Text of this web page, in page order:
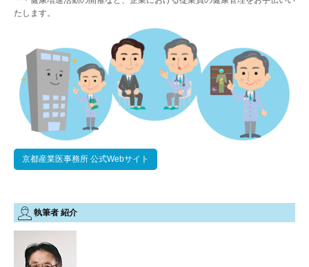
たします。
京都産業医事務所 公式Webサイト
執筆者 紹介